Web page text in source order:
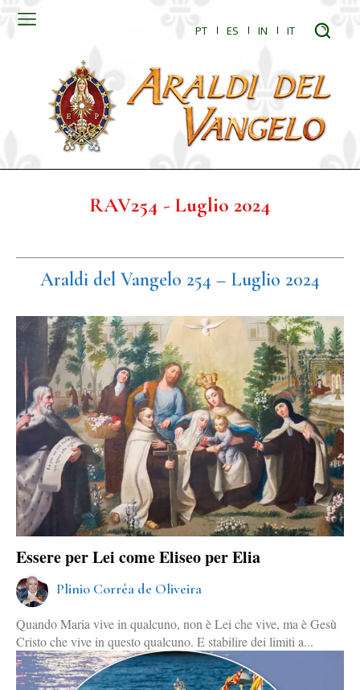
PT ES IN IT
RAV254 - Luglio 2024
Araldi del Vangelo 254 – Luglio 2024
Essere per Lei come Eliseo per Elia
Plinio Corrêa de Oliveira
Quando Maria vive in qualcuno, non è Lei che vive, ma è Gesù
Cristo che vive in questo qualcuno. E stabilire dei limiti a...